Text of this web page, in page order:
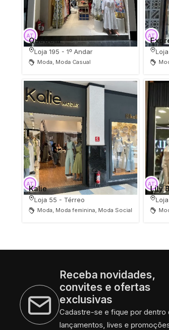
Quebela
Loja 195 - 1º Andar
Moda, Moda Casual
Kalie
Loja 55 - Térreo
Moda, Moda feminina, Moda Social
Lily
Receba novidades,
convites e ofertas
exclusivas
Cadastre-se e fique por dentro
lançamentos, lives e